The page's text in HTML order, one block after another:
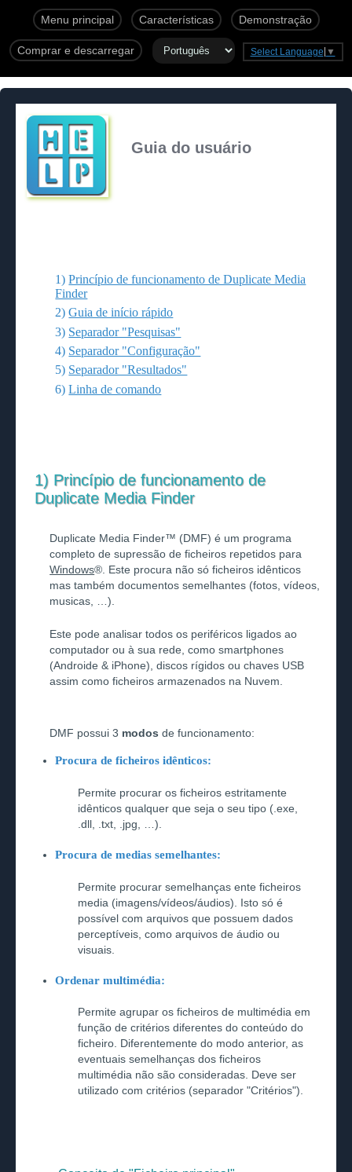
Menu principal Características Demonstração
Comprar e descarregar Select Language ▼
Guia do usuário
1)Princípio de funcionamento de Duplicate Media
Finder
2)Guia de início rápido
3) Separador "Pesquisas"
4) Separador "Configuração"
5) Separador "Resultados"
6)Linha de comando
1) Princípio de funcionamento de
Duplicate Media Finder
Duplicate Media Finder™ (DMF) é um programa
completo de supressão de ficheiros repetidos para
Windows®. Este procura não só ficheiros idênticos
mas também documentos semelhantes (fotos, vídeos,
musicas, …).
Este pode analisar todos os periféricos ligados ao
computador ou à sua rede, como smartphones
(Androide & iPhone), discos rígidos ou chaves USB
assim como ficheiros armazenados na Nuvem.
DMF possui 3 modos de funcionamento:
Procura de ficheiros idênticos:
Permite procurar os ficheiros estritamente
idênticos qualquer que seja o seu tipo (.exe,
.dll, .txt, .jpg, …).
Procura de medias semelhantes:
Permite procurar semelhanças ente ficheiros
media (imagens/vídeos/áudios). Isto só é
possível com arquivos que possuem dados
perceptíveis, como arquivos de áudio ou
visuais.
Ordenar multimédia:
Permite agrupar os ficheiros de multimédia em
função de critérios diferentes do conteúdo do
ficheiro. Diferentemente do modo anterior, as
eventuais semelhanças dos ficheiros
multimédia não são consideradas. Deve ser
utilizado com critérios (separador "Critérios").